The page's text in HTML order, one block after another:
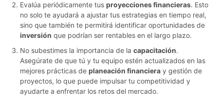
Evalúa periódicamente tus proyecciones financieras. Esto
no solo te ayudará a ajustar tus estrategias en tiempo real,
sino que también te permitirá identificar oportunidades de
inversión que podrían ser rentables en el largo plazo.
No subestimes la importancia de la capacitación.
Asegúrate de que tú y tu equipo estén actualizados en las
mejores prácticas de planeación financiera y gestión de
proyectos, lo que puede impulsar tu competitividad y
ayudarte a enfrentar los retos del mercado.